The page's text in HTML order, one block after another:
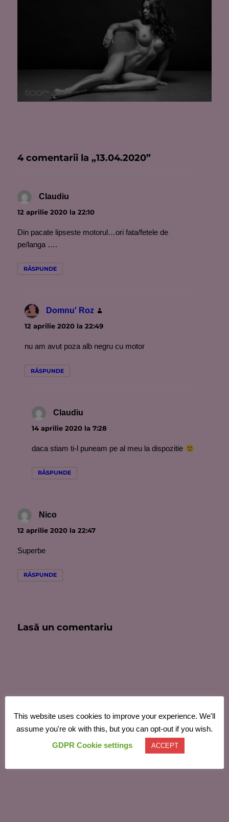
4 comentarii la „13.04.2020”
Claudiu
12 aprilie 2020 la 22:10
Din pacate lipseste motorul…ori fata/fetele de
pe/langa ….
RĂSPUNDE
Domnu' Roz
12 aprilie 2020 la 22:49
nu am avut poza alb negru cu motor
RĂSPUNDE
Claudiu
14 aprilie 2020 la 7:28
daca stiam ti-l puneam pe al meu la dispozitie
RĂSPUNDE
Nico
12 aprilie 2020 la 22:47
Superbe
RĂSPUNDE
Lasă un comentariu
This website uses cookies to improve your experience. We'll
assume you're ok with this, but you can opt-out if you wish.
GDPR Cookie settings
ACCEPT